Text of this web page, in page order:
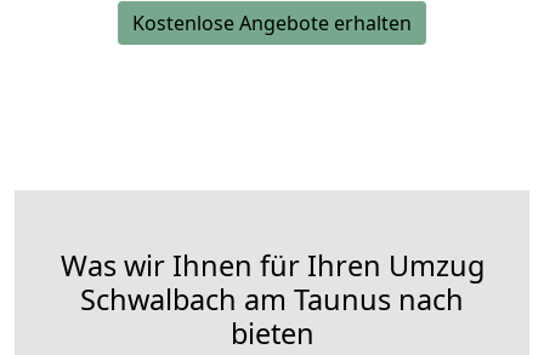
Kostenlose Angebote erhalten
Was wir Ihnen für Ihren Umzug
Schwalbach am Taunus nach
bieten